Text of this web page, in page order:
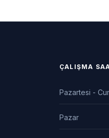
ÇALIŞMA
Pazartesi -
Pazar